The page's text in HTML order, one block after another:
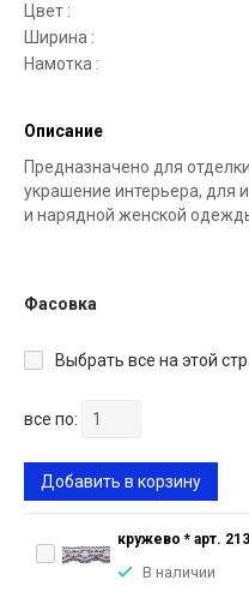
Цвет :
Ширина :
Намотка :
Описание
Предназначено для
украшение интерьера, для
и нарядной женской
Фасовка
Выбрать все на этой
все по:
Добавить в корзину
кружево * арт.
В наличии